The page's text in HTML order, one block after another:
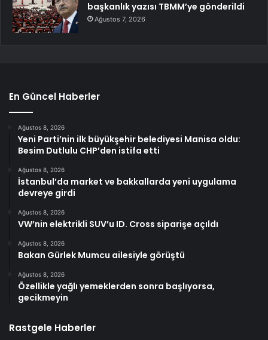
başkanlık yazısı TBMM’ye gönderildi
Ağustos 7, 2026
En Güncel Haberler
Ağustos 8, 2026
Yeni Parti’nin ilk büyükşehir belediyesi Manisa oldu:
Besim Dutlulu CHP’den istifa etti
Ağustos 8, 2026
İstanbul’da market ve bakkallarda yeni uygulama
devreye girdi
Ağustos 8, 2026
VW’nin elektrikli SUV’u ID. Cross siparişe açıldı
Ağustos 8, 2026
Bakan Gürlek Mumcu ailesiyle görüştü
Ağustos 8, 2026
Özellikle yağlı yemeklerden sonra başlıyorsa,
gecikmeyin
Rastgele Haberler